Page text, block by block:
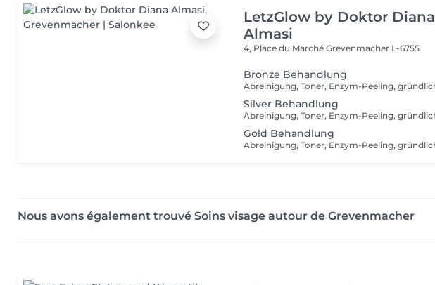
LetzGlow by Doktor Diana
Almasi
4, Place du MarchéGrevenmacher L-6755
Bronze Behandlung
Silver Behandlung
Gold Behandlung
Nous avons également trouvé Soins visage autour de Grevenmacher